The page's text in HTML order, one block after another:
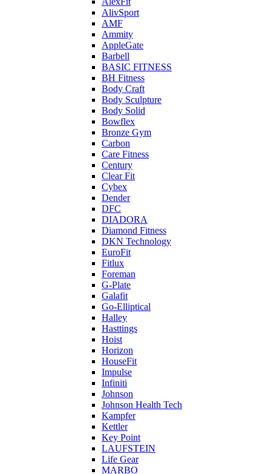
AlivSport
AMF
Ammity
AppleGate
Barbell
BASIC FITNESS
BH Fitness
Body Craft
Body Sculpture
Body Solid
Bowflex
Bronze Gym
Carbon
Care Fitness
Century
Clear Fit
Cybex
Dender
DFC
DIADORA
Diamond Fitness
DKN Technology
EuroFit
Fitlux
Foreman
G-Plate
Galafit
Go-Elliptical
Halley
Hasttings
Hoist
Horizon
HouseFit
Impulse
Infiniti
Johnson
Johnson Health Tech
Kampfer
Kettler
Key Point
LAUFSTEIN
Life Gear
MARBO